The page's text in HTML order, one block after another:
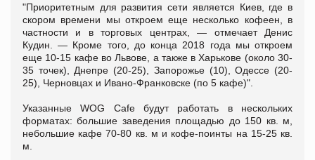
"Приоритетным для развития сети является Киев, где в
скором времени мы откроем еще несколько кофеен, в
частности и в торговых центрах, — отмечает Денис
Кудин. — Кроме того, до конца 2018 года мы откроем
еще 10-15 кафе во Львове, а также в Харькове (около 30-
35 точек), Днепре (20-25), Запорожье (10), Одессе (20-
25), Черновцах и Ивано-Франковске (по 5 кафе)".
Указанные WOG Cafe будут работать в нескольких
форматах: большие заведения площадью до 150 кв. м,
небольшие кафе 70-80 кв. м и кофе-поинты на 15-25 кв.
м.